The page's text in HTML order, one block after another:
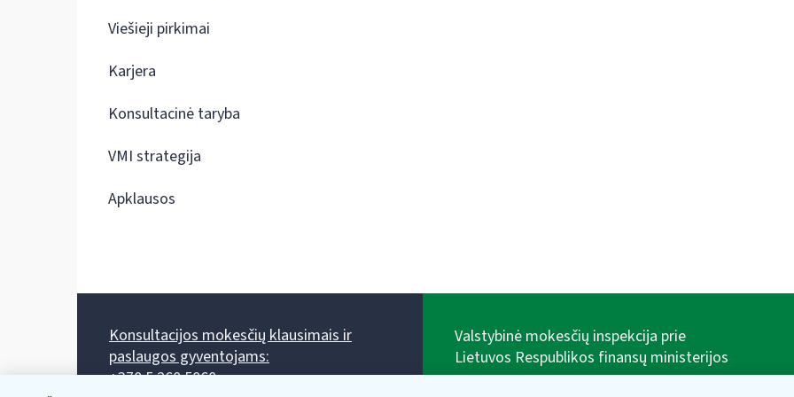
Viešieji pirkimai
Karjera
Konsultacinė taryba
VMI strategija
Apklausos
Konsultacijos mokesčių klausimais ir
paslaugos gyventojams:
+370 5 260 5060
Valstybinė mokesčių inspekcija prie
Lietuvos Respublikos finansų ministerijos